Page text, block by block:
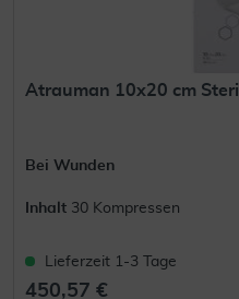
Atrauman 10x20 cm
Bei Wunden
Inhalt 30 Kompressen
Lieferzeit 1-3 Tage
450,57 €